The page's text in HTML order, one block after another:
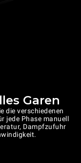
Garen
die verschiedenen
jede Phase manuell
Dampfzufuhr